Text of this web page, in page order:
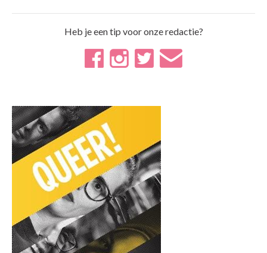
Heb je een tip voor onze redactie?